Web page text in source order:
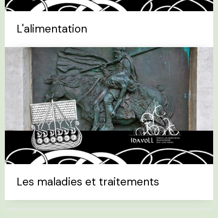
L'alimentation
Les maladies et traitements